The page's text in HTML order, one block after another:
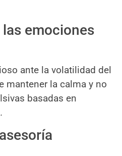
emociones
ante la volatilidad del
mantener la calma y no
basadas en